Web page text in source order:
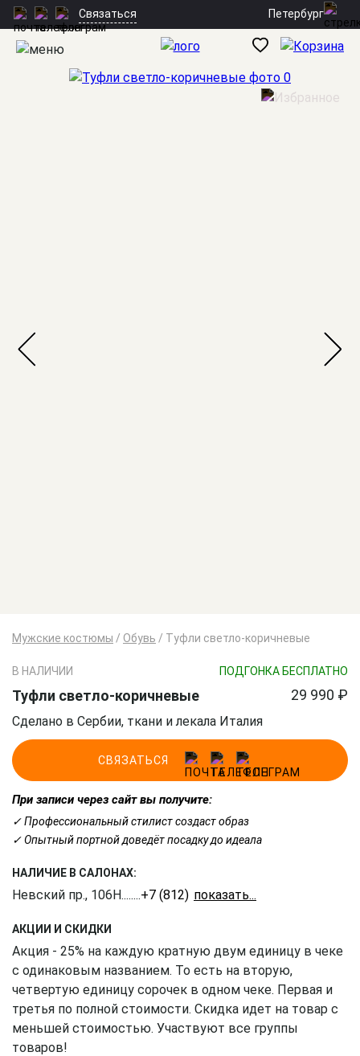
Связаться Петербург
Мужские костюмы / Обувь / Туфли светло-коричневые
В НАЛИЧИИ ПОДГОНКА БЕСПЛАТНО
Туфли светло-коричневые 29 990 ₽
Сделано в Сербии, ткани и лекала Италия
СВЯЗАТЬСЯ
При записи через сайт вы получите:
✓ Профессиональный стилист создаст образ
✓ Опытный портной доведёт посадку до идеала
НАЛИЧИЕ В САЛОНАХ:
Невский пр., 106Н........+7 (812) 309-16-55
АКЦИИ И СКИДКИ
Акция - 25% на каждую кратную двум единицу в чеке
с одинаковым названием. То есть на вторую,
четвертую единицу сорочек в одном чеке. Первая и
третья по полной стоимости. Скидка идет на товар с
меньшей стоимостью. Участвуют все группы
товаров!